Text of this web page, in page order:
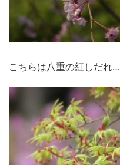
こちらは八重の紅しだれ…